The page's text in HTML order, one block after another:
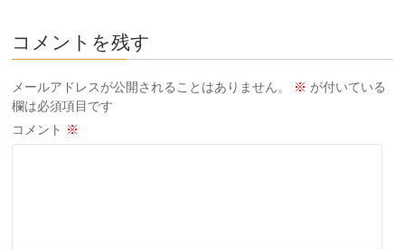
コメントを残す
メールアドレスが公開されることはありません。 ※ が付いている
欄は必須項目です
コメント ※